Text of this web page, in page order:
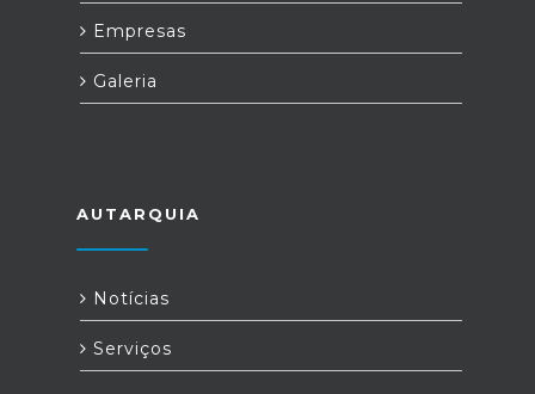
Empresas
Galeria
AUTARQUIA
Notícias
Serviços